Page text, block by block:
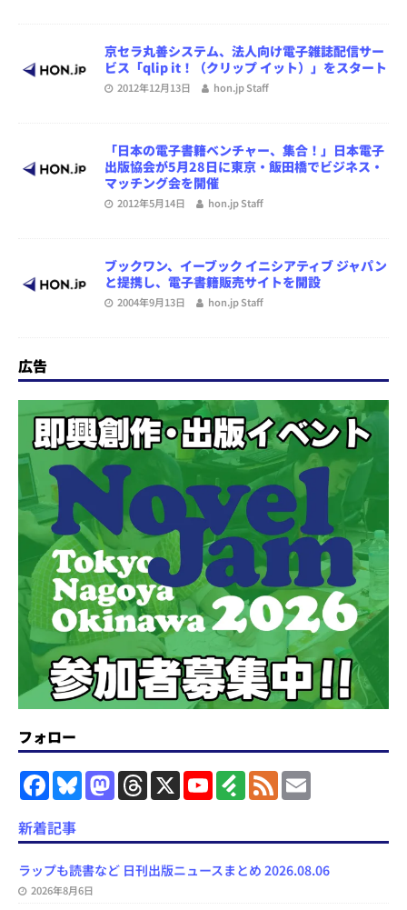
京セラ丸善システム、法人向け電子雑誌配信サー
ビス「qlip it！（クリップ イット）」をスタート
2012年12月13日 hon.jp Staff
「日本の電子書籍ベンチャー、集合！」日本電子
出版協会が5月28日に東京・飯田橋でビジネス・
マッチング会を開催
2012年5月14日 hon.jp Staff
ブックワン、イーブック イニシアティブ ジャパン
と提携し、電子書籍販売サイトを開設
2004年9月13日 hon.jp Staff
広告
フォロー
F
e
b
o
k
B
y
M
o
n
T
s
X
Y
e
C
F
F
新着記事
ラップも読書など 日刊出版ニュースまとめ 2026.08.06
2026年8月6日